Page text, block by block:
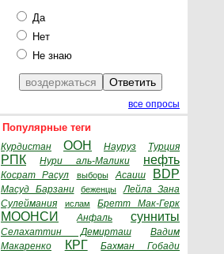
Да
Нет
Не знаю
все опросы
Популярные теги
Курдистан ООН Науруз Турция
РПК Нури аль-Малики нефть
Косрат Расул выборы Асаиш BDP
Масуд Барзани беженцы
Лейла Зана
Сулеймания
ислам Бретт Мак-Герк
МООНСИ Анфаль сунниты
Селахаттин Демирташ
Вадим
Макаренко
КРГ Бахман Гобади